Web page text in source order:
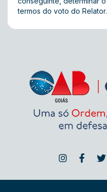
termos do voto do Relator.